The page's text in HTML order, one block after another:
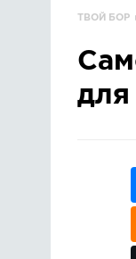
ТВОЙ БОР
для